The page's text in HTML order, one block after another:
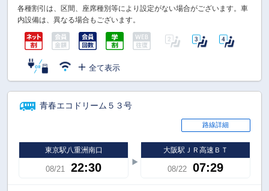
各種割引は、区間、座席種別等により設定がない場合がございます。車
内設備は、異なる場合もございます。
全て表示
青春エコドリーム５３号
路線詳細
東京駅八重洲南口
08/21 22:30
大阪駅ＪＲ高速ＢＴ
08/22 07:29